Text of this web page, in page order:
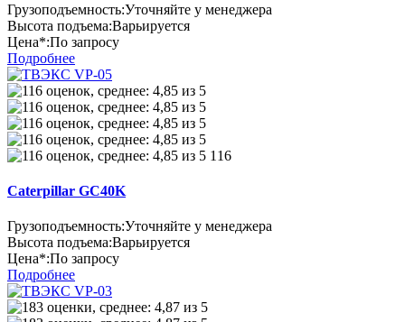
Грузоподъемность:Уточняйте у менеджера
Высота подъема:Варьируется
Цена*:По запросу
Подробнее
116
Caterpillar GC40K
Грузоподъемность:Уточняйте у менеджера
Высота подъема:Варьируется
Цена*:По запросу
Подробнее